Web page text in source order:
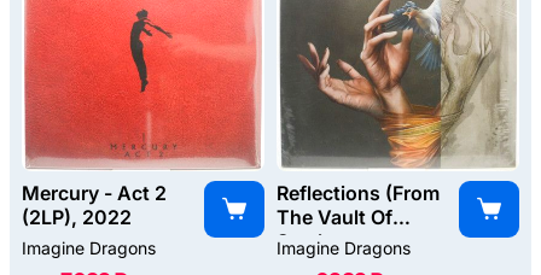
Mercury - Act 2
(2LP), 2022
Imagine Dragons
Reflections (From
The Vault Of
Smoke +
Mirrors), 2025
Imagine Dragons